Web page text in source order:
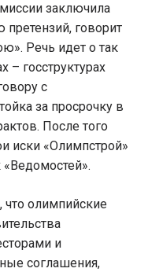
заключила
говорит
Речь идет о так
госструктурах
с
за просрочку в
После того
иски «Олимпстрой»
«Ведомостей».
что олимпийские
и
соглашения,